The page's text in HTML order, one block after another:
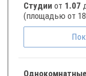
Студии от 1.07
(площадью от
Однокомнатные